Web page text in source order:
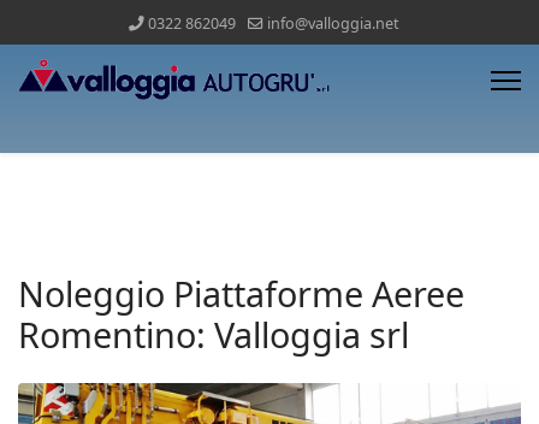
0322 862049 info@valloggia.net
Noleggio Piattaforme Aeree
Romentino: Valloggia srl